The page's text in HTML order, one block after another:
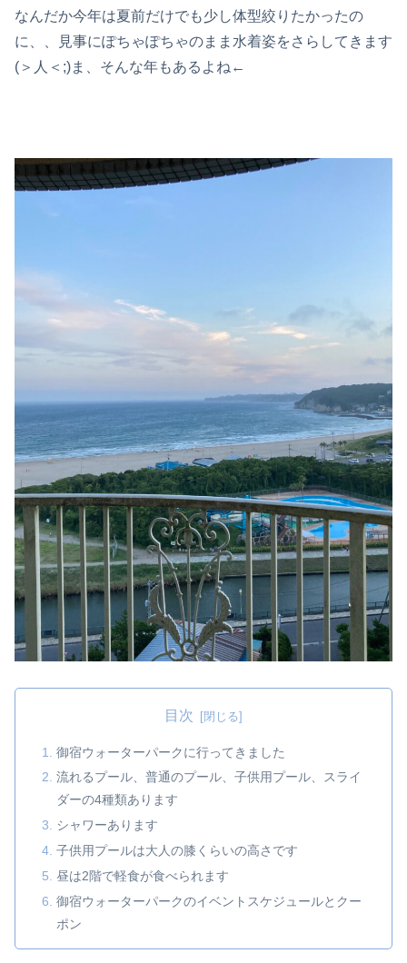
なんだか今年は夏前だけでも少し体型絞りたかったの
に、、見事にぽちゃぽちゃのまま水着姿をさらしてきます
(＞人＜;)ま、そんな年もあるよね←
目次
御宿ウォーターパークに行ってきました
流れるプール、普通のプール、子供用プール、スライ
ダーの4種類あります
シャワーあります
子供用プールは大人の膝くらいの高さです
昼は2階で軽食が食べられます
御宿ウォーターパークのイベントスケジュールとクー
ポン